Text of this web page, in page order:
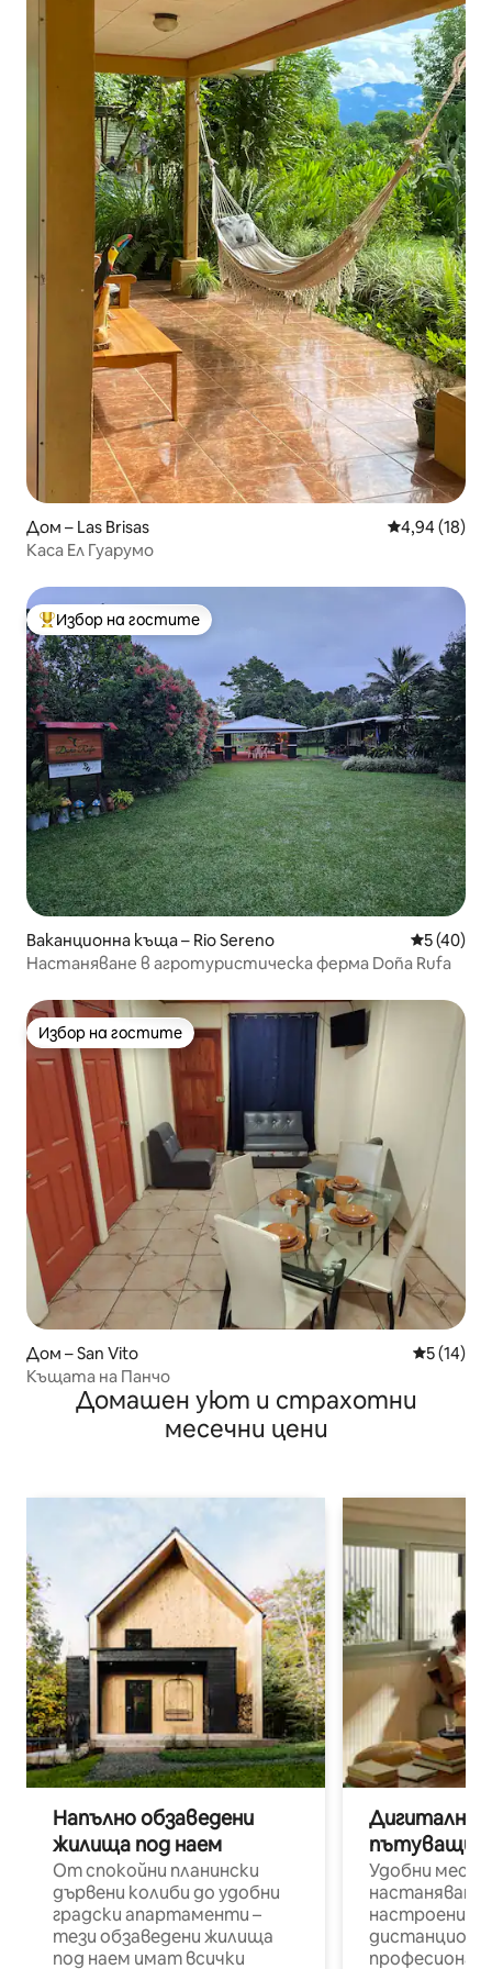
Дом – Las Brisas Средна
4,94 (18)
Каса Ел Гуарумо
Най-популярен избор на гостите
Избор на гостите
Ваканционна къща – Rio Sereno Средна
5 (40)
Настаняване в агротуристическа ферма Doña Rufa
Избор на гостите
Избор на гостите
Дом – San Vito Средна
5 (14)
Къщата на Панчо
Домашен уют и страхотни
месечни цени
Напълно обзаведени
жилища под наем
От спокойни планински
дървени колиби до удобни
градски апартаменти –
тези обзаведени жилища
под наем имат всички
Дигитални
пътуващи
Удобни
настаняване
настроени и